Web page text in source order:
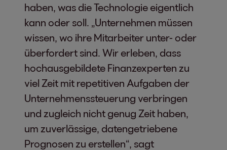
haben, was die Technologie eigentlich
kann oder soll. „Unternehmen müssen
wissen, wo ihre Mitarbeiter unter- oder
überfordert sind. Wir erleben, dass
hochausgebildete Finanzexperten zu
viel Zeit mit repetitiven Aufgaben der
Unternehmenssteuerung verbringen
und zugleich nicht genug Zeit haben,
um zuverlässige, datengetriebene
Prognosen zu erstellen“, sagt